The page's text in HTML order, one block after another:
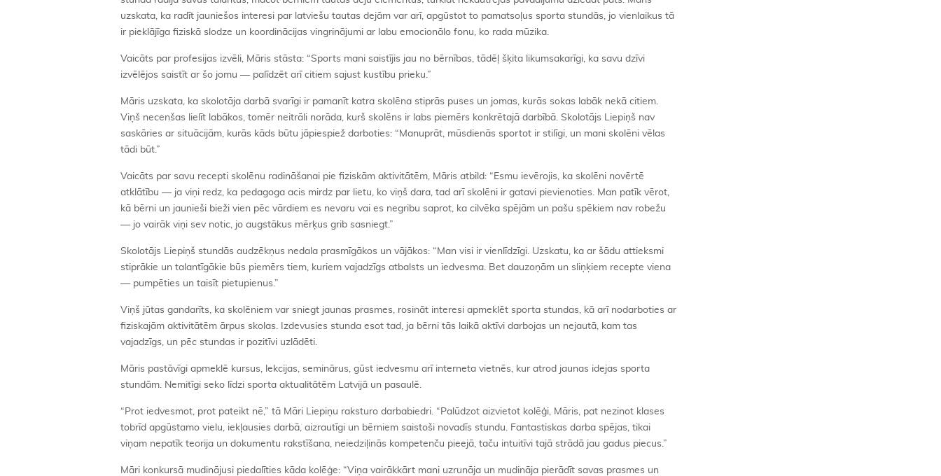
uzskata, ka radīt jauniešos interesi par latviešu tautas dejām var arī, apgūstot to pamatsoļus sporta stundās, jo vienlaikus tā
ir pieklājīga fiziskā slodze un koordinācijas vingrinājumi ar labu emocionālo fonu, ko rada mūzika.
Vaicāts par profesijas izvēli, Māris stāsta: “Sports mani saistījis jau no bērnības, tādēļ šķita likumsakarīgi, ka savu dzīvi
izvēlējos saistīt ar šo jomu — palīdzēt arī citiem sajust kustību prieku.”
Māris uzskata, ka skolotāja darbā svarīgi ir pamanīt katra skolēna stiprās puses un jomas, kurās sokas labāk nekā citiem.
Viņš necenšas lielīt labākos, tomēr neitrāli norāda, kurš skolēns ir labs piemērs konkrētajā darbībā. Skolotājs Liepiņš nav
saskāries ar situācijām, kurās kāds būtu jāpiespiež darboties: “Manuprāt, mūsdienās sportot ir stilīgi, un mani skolēni vēlas
tādi būt.”
Vaicāts par savu recepti skolēnu radināšanai pie fiziskām aktivitātēm, Māris atbild: “Esmu ievērojis, ka skolēni novērtē
atklātību — ja viņi redz, ka pedagoga acis mirdz par lietu, ko viņš dara, tad arī skolēni ir gatavi pievienoties. Man patīk vērot,
kā bērni un jaunieši bieži vien pēc vārdiem es nevaru vai es negribu saprot, ka cilvēka spējām un pašu spēkiem nav robežu
— jo vairāk viņi sev notic, jo augstākus mērķus grib sasniegt.”
Skolotājs Liepiņš stundās audzēkņus nedala prasmīgākos un vājākos: “Man visi ir vienlīdzīgi. Uzskatu, ka ar šādu attieksmi
stiprākie un talantīgākie būs piemērs tiem, kuriem vajadzīgs atbalsts un iedvesma. Bet dauzoņām un sliņķiem recepte viena
— pumpēties un taisīt pietupienus.”
Viņš jūtas gandarīts, ka skolēniem var sniegt jaunas prasmes, rosināt interesi apmeklēt sporta stundas, kā arī nodarboties ar
fiziskajām aktivitātēm ārpus skolas. Izdevusies stunda esot tad, ja bērni tās laikā aktīvi darbojas un nejautā, kam tas
vajadzīgs, un pēc stundas ir pozitīvi uzlādēti.
Māris pastāvīgi apmeklē kursus, lekcijas, seminārus, gūst iedvesmu arī interneta vietnēs, kur atrod jaunas idejas sporta
stundām. Nemitīgi seko līdzi sporta aktualitātēm Latvijā un pasaulē.
“Prot iedvesmot, prot pateikt nē,” tā Māri Liepiņu raksturo darbabiedri. “Palūdzot aizvietot kolēģi, Māris, pat nezinot klases
tobrīd apgūstamo vielu, iekļausies darbā, aizrautīgi un bērniem saistoši novadīs stundu. Fantastiskas darba spējas, tikai
viņam nepatīk teorija un dokumentu rakstīšana, neiedziļinās kompetenču pieejā, taču intuitīvi tajā strādā jau gadus piecus.”
Māri konkursā mudinājusi piedalīties kāda kolēģe: “Viņa vairākkārt mani uzrunāja un mudināja pierādīt savas prasmes un